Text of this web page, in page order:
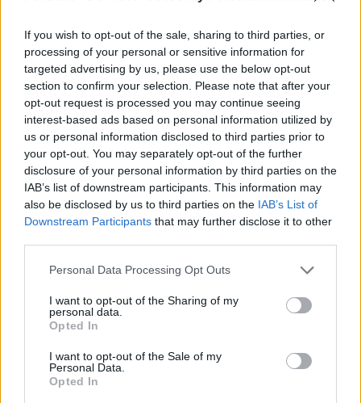
If you wish to opt-out of the sale, sharing to third parties, or
processing of your personal or sensitive information for
targeted advertising by us, please use the below opt-out
section to confirm your selection. Please note that after your
opt-out request is processed you may continue seeing
interest-based ads based on personal information utilized by
us or personal information disclosed to third parties prior to
your opt-out. You may separately opt-out of the further
disclosure of your personal information by third parties on the
IAB’s list of downstream participants. This information may
also be disclosed by us to third parties on the IAB’s List of
Downstream Participants that may further disclose it to other
Personal Data Processing Opt Outs
I want to opt-out of the Sharing of my
personal data.
Opted In
I want to opt-out of the Sale of my
Personal Data.
Opted In
Trump közötti szópárbaj indított el.
Portfolio Investment Day 2026Október 21-én jön a Portfolio
Investment Day 2026, ahol a piac vezető szakértőivel
keressük a választ a befektetőket leginkább foglalkoztató
kérdésekre. Meddig tarthat az AI-rali, kik lehetnek a
következő évek nyertesei, mire számíthatunk a részvény-,
kötvény-, nyersanyag- és kriptopiacokon, és hogyan
érdemes portfóliót építeni egy gyorsan változó...
KEDVES OLVASÓNK!
Az előfizetés a következőket tartalmazza:
Portfolio.hu teljes cikkarchívum
Kötéslisták: BÉT elmúlt 2 év napon belüli
kötéslistái